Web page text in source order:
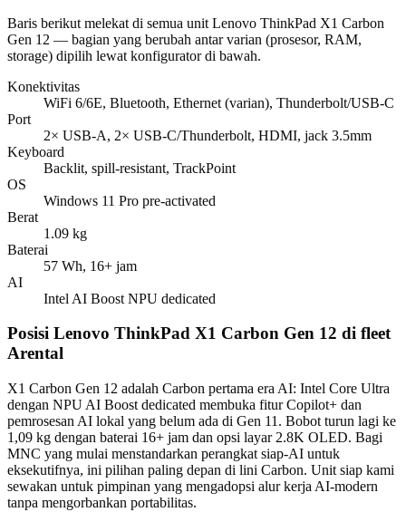
Baris berikut melekat di semua unit Lenovo ThinkPad X1 Carbon
Gen 12 — bagian yang berubah antar varian (prosesor, RAM,
storage) dipilih lewat konfigurator di bawah.
Konektivitas
WiFi 6/6E, Bluetooth, Ethernet (varian), Thunderbolt/USB-C
Port
2× USB-A, 2× USB-C/Thunderbolt, HDMI, jack 3.5mm
Keyboard
Backlit, spill-resistant, TrackPoint
OS
Windows 11 Pro pre-activated
Berat
1.09 kg
Baterai
57 Wh, 16+ jam
AI
Intel AI Boost NPU dedicated
Posisi Lenovo ThinkPad X1 Carbon Gen 12 di fleet
Arental
X1 Carbon Gen 12 adalah Carbon pertama era AI: Intel Core Ultra
dengan NPU AI Boost dedicated membuka fitur Copilot+ dan
pemrosesan AI lokal yang belum ada di Gen 11. Bobot turun lagi ke
1,09 kg dengan baterai 16+ jam dan opsi layar 2.8K OLED. Bagi
MNC yang mulai menstandarkan perangkat siap-AI untuk
eksekutifnya, ini pilihan paling depan di lini Carbon. Unit siap kami
sewakan untuk pimpinan yang mengadopsi alur kerja AI-modern
tanpa mengorbankan portabilitas.